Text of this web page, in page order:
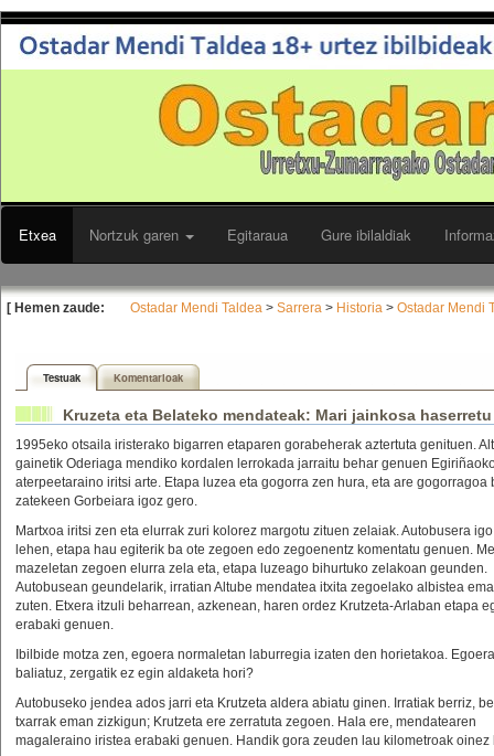
Etxea Nortzuk garen Egitaraua Gure ibilaldiak
[ Hemen zaude: Ostadar Mendi Taldea > Sarrera > Historia > Ostadar Mendi
Testuak Komentarioak
Kruzeta eta Belateko mendateak: Mari jainkosa
1995eko otsaila iristerako bigarren etaparen gorabeherak aztertuta genituen.
gainetik Oderiaga mendiko kordalen lerrokada jarraitu behar genuen
aterpeetaraino iritsi arte. Etapa luzea eta gogorra zen hura, eta are gogorragoa
zatekeen Gorbeiara igoz gero.
Martxoa iritsi zen eta elurrak zuri kolorez margotu zituen zelaiak. Autobusera
lehen, etapa hau egiterik ba ote zegoen edo zegoenentz komentatu genuen.
mazeletan zegoen elurra zela eta, etapa luzeago bihurtuko zelakoan geunden.
Autobusean geundelarik, irratian Altube mendatea itxita zegoelako albistea
zuten. Etxera itzuli beharrean, azkenean, haren ordez Krutzeta-Arlaban etapa
erabaki genuen.
Ibilbide motza zen, egoera normaletan laburregia izaten den horietakoa.
baliatuz, zergatik ez egin aldaketa hori?
Autobuseko jendea ados jarri eta Krutzeta aldera abiatu ginen. Irratiak berriz,
txarrak eman zizkigun; Krutzeta ere zerratuta zegoen. Hala ere, mendatearen
magaleraino iristea erabaki genuen. Handik gora zeuden lau kilometroak oinez